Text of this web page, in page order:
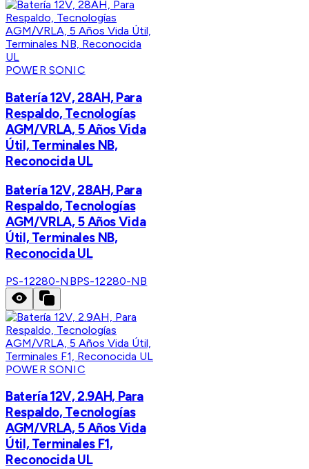
POWER SONIC
Batería 12V, 28AH, Para
Respaldo, Tecnologías
AGM/VRLA, 5 Años Vida
Útil, Terminales NB,
Reconocida UL
Batería 12V, 28AH, Para
Respaldo, Tecnologías
AGM/VRLA, 5 Años Vida
Útil, Terminales NB,
Reconocida UL
PS-12280-NBPS-12280-NB
POWER SONIC
Batería 12V, 2.9AH, Para
Respaldo, Tecnologías
AGM/VRLA, 5 Años Vida
Útil, Terminales F1,
Reconocida UL